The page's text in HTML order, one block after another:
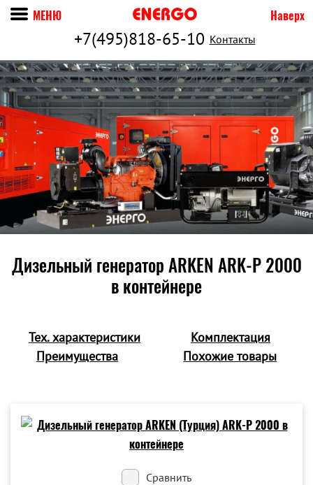
+7(495)818-65-10 Контакты
МЕНЮ Наверх
Дизельный генератор ARKEN ARK-P 2000
в контейнере
Тех. характеристики
Комплектация
Преимущества
Похожие товары
Сравнить